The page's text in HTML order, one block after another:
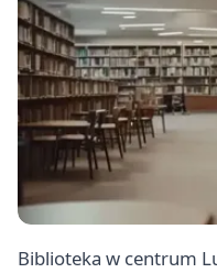
Biblioteka w centrum